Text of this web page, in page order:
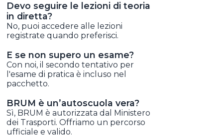
Devo seguire le lezioni di teoria
in diretta?
No, puoi accedere alle lezioni
registrate quando preferisci.
E se non supero un esame?
Con noi, il secondo tentativo per
l'esame di pratica è incluso nel
pacchetto.
BRUM è un’autoscuola vera?
Sì, BRUM è autorizzata dal Ministero
dei Trasporti. Offriamo un percorso
ufficiale e valido.